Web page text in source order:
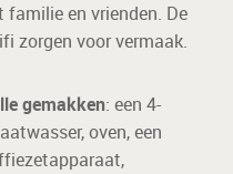
en vrienden. De
zorgen voor vermaak.
gemakken: een 4-
oven, een